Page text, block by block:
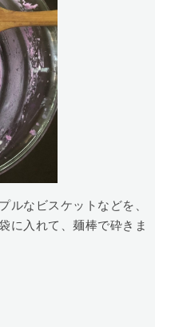
ルなビスケットなどを、
に入れて、麺棒で砕きま